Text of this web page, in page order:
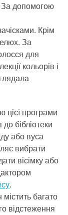
За допомогою
Крім
За
для
кольорів і
цієї програми
бібліотеки
або вуса
вибрати
вісімку або
.
багато
відстеження